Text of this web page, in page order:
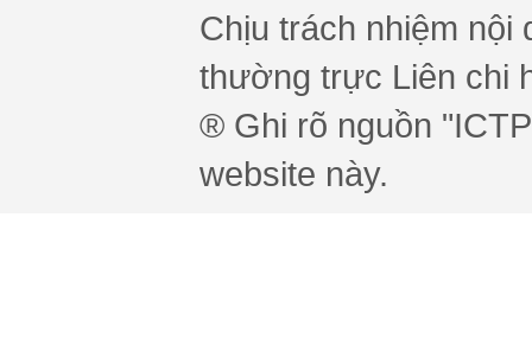
Chịu trách nhiệm nội
thường trực Liên chi
® Ghi rõ nguồn
website này.